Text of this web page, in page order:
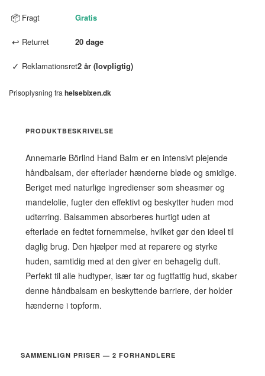
📦 Fragt Gratis
↩ Returret 20 dage
✓ Reklamationsret2 år (lovpligtig)
Prisoplysning fra helsebixen.dk
PRODUKTBESKRIVELSE
Annemarie Börlind Hand Balm er en intensivt plejende
håndbalsam, der efterlader hænderne bløde og smidige.
Beriget med naturlige ingredienser som sheasmør og
mandelolie, fugter den effektivt og beskytter huden mod
udtørring. Balsammen absorberes hurtigt uden at
efterlade en fedtet fornemmelse, hvilket gør den ideel til
daglig brug. Den hjælper med at reparere og styrke
huden, samtidig med at den giver en behagelig duft.
Perfekt til alle hudtyper, især tør og fugtfattig hud, skaber
denne håndbalsam en beskyttende barriere, der holder
hænderne i topform.
SAMMENLIGN PRISER — 2 FORHANDLERE